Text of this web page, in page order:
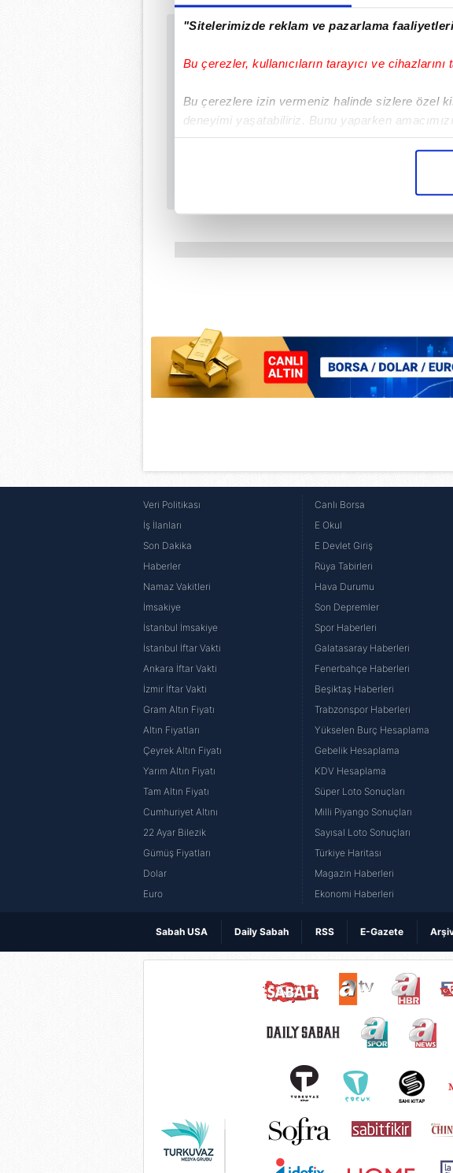
"Sitelerimizde reklam ve pazarlama
Bu çerezler, kullanıcıların tarayıcı ve cihazlarını
Bu çerezlere izin vermeniz halinde sizlere özel
deneyimi yaşatabiliriz. Bunu yaparken
içerikleri sunabilmek adına elimizden gelen
Her halükârda, kullanıcılar, bu çerezlere izin
Çerezlere ilişkin tercihlerinizi aşağıda yer alan
butonuna tıklayabilir,
Çerez Bilgilendirme
6698 sayılı Kişisel Verilerin Korunması Kanunu
Uygulamalara Özel Ayrıcalıkları
Veri Politikası
İş İlanları
Son Dakika
Haberler
Namaz Vakitleri
İmsakiye
İstanbul İmsakiye
İstanbul İftar Vakti
Ankara İftar Vakti
İzmir İftar Vakti
Gram Altın Fiyatı
Altın Fiyatları
Çeyrek Altın Fiyatı
Yarım Altın Fiyatı
Tam Altın Fiyatı
Cumhuriyet Altını
22 Ayar Bilezik
Gümüş Fiyatları
Dolar
Euro
Canlı Borsa
E Okul
E Devlet Giriş
Rüya Tabirleri
Hava Durumu
Son Depremler
Spor Haberleri
Galatasaray Haberleri
Fenerbahçe Haberleri
Beşiktaş Haberleri
Trabzonspor Haberleri
Yükselen Burç Hesaplama
Gebelik Hesaplama
KDV Hesaplama
Süper Loto Sonuçları
Milli Piyango Sonuçları
Sayısal Loto Sonuçları
Türkiye Haritası
Magazin Haberleri
Ekonomi Haberleri
Sabah USA Daily Sabah RSS E-Gazete